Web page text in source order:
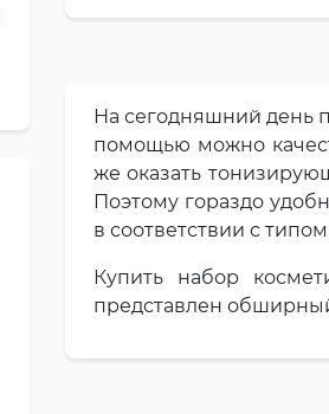
На сегодняшний день
помощью можно
же оказать
Поэтому гораздо
в соответствии с
Купить набор
представлен